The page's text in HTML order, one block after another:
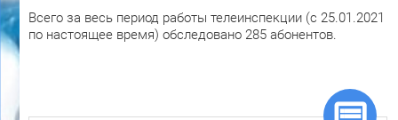
Всего за весь период работы телеинспекции (с 25.01.2021
по настоящее время) обследовано 285 абонентов.